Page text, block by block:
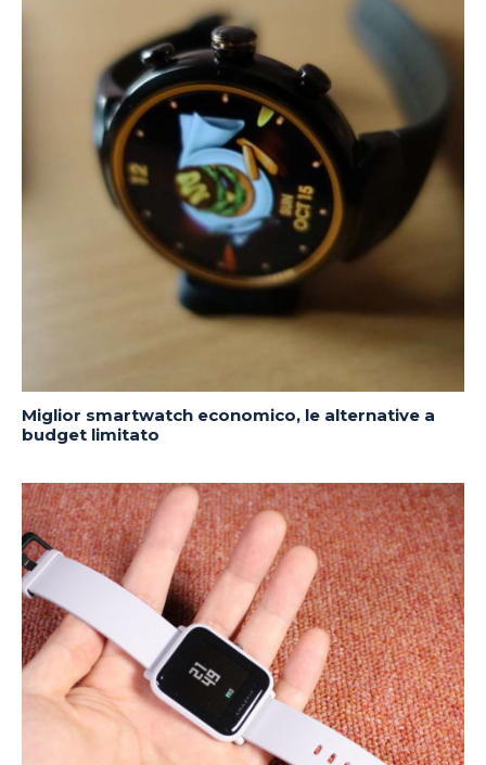
Miglior smartwatch economico, le alternative a
budget limitato